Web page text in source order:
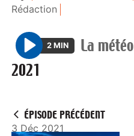
Rédaction
P
l
2 MIN La météo
2021
ÉPISODE PRÉCÉDENT
3 Déc 2021